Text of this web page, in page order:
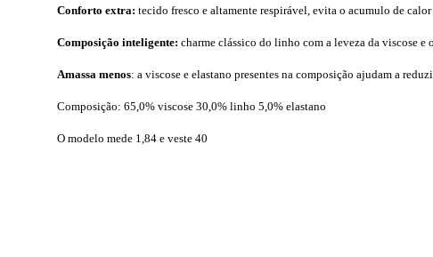
Conforto extra: tecido fresco e altamente respirável, evita o acumulo de calor
Composição inteligente: charme clássico do linho com a leveza da viscose e
Amassa menos: a viscose e elastano presentes na composição ajudam a
Composição: 65,0% viscose 30,0% linho 5,0% elastano
O modelo mede 1,84 e veste 40